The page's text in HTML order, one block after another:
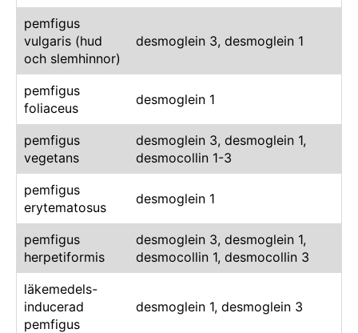
pemfigus
vulgaris (hud
och slemhinnor)
desmoglein 3, desmoglein 1
pemfigus
foliaceus
desmoglein 1
pemfigus
vegetans
desmoglein 3, desmoglein 1,
desmocollin 1-3
pemfigus
erytematosus
desmoglein 1
pemfigus
herpetiformis
desmoglein 3, desmoglein 1,
desmocollin 1, desmocollin 3
läkemedels-
inducerad
pemfigus
desmoglein 1, desmoglein 3